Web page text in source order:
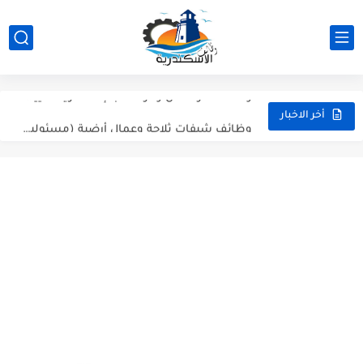
أخر الاخبار
وظائف متوفرة الان على وظائف الاسكندرية بضمان ورعاية وظائف الاسكندرية...